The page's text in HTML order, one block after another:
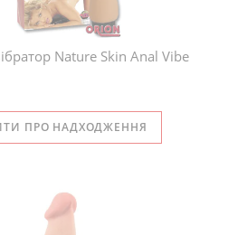
Nature Skin Anal Vibe
ПРО НАДХОДЖЕННЯ